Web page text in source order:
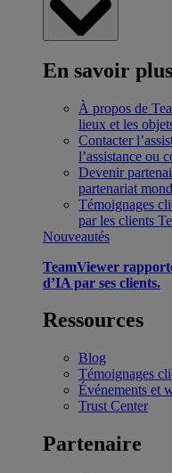
En savoir
À propos de
lieux et les
Contacter
l’assistance ou
Devenir
partenariat
Témoignages
par les clients
Nouveautés
TeamViewer
d’IA par ses clients.
Ressources
Blog
Témoignages
Événements et
Trust Center
Partenaire